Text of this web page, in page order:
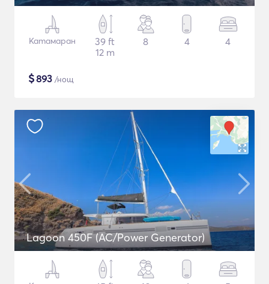
Катамаран
39 ft
12 m
8 4 4
$893 /нощ
Lagoon 450F (AC/Power Generator)